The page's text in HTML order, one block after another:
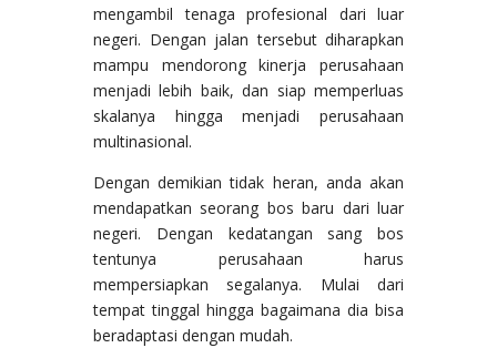
mengambil tenaga profesional dari luar
negeri. Dengan jalan tersebut diharapkan
mampu mendorong kinerja perusahaan
menjadi lebih baik, dan siap memperluas
skalanya hingga menjadi perusahaan
multinasional.
Dengan demikian tidak heran, anda akan
mendapatkan seorang bos baru dari luar
negeri. Dengan kedatangan sang bos
tentunya perusahaan harus
mempersiapkan segalanya. Mulai dari
tempat tinggal hingga bagaimana dia bisa
beradaptasi dengan mudah.